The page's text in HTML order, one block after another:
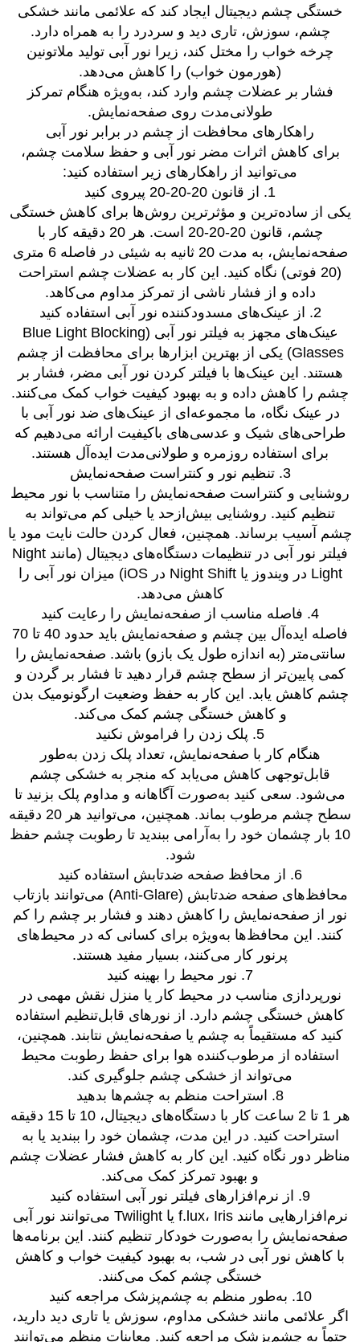
خستگی چشم دیجیتال ایجاد کند که علائمی مانند خشکی
چشم، سوزش، تاری دید و سردرد را به همراه دارد.
چرخه خواب را مختل کند، زیرا نور آبی تولید ملاتونین
(هورمون خواب) را کاهش می‌دهد.
فشار بر عضلات چشم وارد کند، به‌ویژه هنگام تمرکز
طولانی‌مدت روی صفحه‌نمایش.
راهکارهای محافظت از چشم در برابر نور آبی
برای کاهش اثرات مضر نور آبی و حفظ سلامت چشم،
می‌توانید از راهکارهای زیر استفاده کنید:
1. از قانون 20-20-20 پیروی کنید
یکی از ساده‌ترین و مؤثرترین روش‌ها برای کاهش خستگی
چشم، قانون 20-20-20 است. هر 20 دقیقه کار با
صفحه‌نمایش، به مدت 20 ثانیه به شیئی در فاصله 6 متری
(20 فوتی) نگاه کنید. این کار به عضلات چشم استراحت
داده و از فشار ناشی از تمرکز مداوم می‌کاهد.
2. از عینک‌های مسدودکننده نور آبی استفاده کنید
عینک‌های مجهز به فیلتر نور آبی (Blue Light Blocking
Glasses) یکی از بهترین ابزارها برای محافظت از چشم
هستند. این عینک‌ها با فیلتر کردن نور آبی مضر، فشار بر
چشم را کاهش داده و به بهبود کیفیت خواب کمک می‌کنند.
در عینک نگاه، ما مجموعه‌ای از عینک‌های ضد نور آبی با
طراحی‌های شیک و عدسی‌های باکیفیت ارائه می‌دهیم که
برای استفاده روزمره و طولانی‌مدت ایده‌آل هستند.
3. تنظیم نور و کنتراست صفحه‌نمایش
روشنایی و کنتراست صفحه‌نمایش را متناسب با نور محیط
تنظیم کنید. روشنایی بیش‌ازحد یا خیلی کم می‌تواند به
چشم آسیب برساند. همچنین، فعال کردن حالت نایت مود یا
فیلتر نور آبی در تنظیمات دستگاه‌های دیجیتال (مانند Night
Light در ویندوز یا Night Shift در iOS) میزان نور آبی را
کاهش می‌دهد.
4. فاصله مناسب از صفحه‌نمایش را رعایت کنید
فاصله ایده‌آل بین چشم و صفحه‌نمایش باید حدود 40 تا 70
سانتی‌متر (به اندازه طول یک بازو) باشد. صفحه‌نمایش را
کمی پایین‌تر از سطح چشم قرار دهید تا فشار بر گردن و
چشم کاهش یابد. این کار به حفظ وضعیت ارگونومیک بدن
و کاهش خستگی چشم کمک می‌کند.
5. پلک زدن را فراموش نکنید
هنگام کار با صفحه‌نمایش، تعداد پلک زدن به‌طور
قابل‌توجهی کاهش می‌یابد که منجر به خشکی چشم
می‌شود. سعی کنید به‌صورت آگاهانه و مداوم پلک بزنید تا
سطح چشم مرطوب بماند. همچنین، می‌توانید هر 20 دقیقه
10 بار چشمان خود را به‌آرامی ببندید تا رطوبت چشم حفظ
شود.
6. از محافظ صفحه ضدتابش استفاده کنید
محافظ‌های صفحه ضدتابش (Anti-Glare) می‌توانند بازتاب
نور از صفحه‌نمایش را کاهش دهند و فشار بر چشم را کم
کنند. این محافظ‌ها به‌ویژه برای کسانی که در محیط‌های
پرنور کار می‌کنند، بسیار مفید هستند.
7. نور محیط را بهینه کنید
نورپردازی مناسب در محیط کار یا منزل نقش مهمی در
کاهش خستگی چشم دارد. از نورهای قابل‌تنظیم استفاده
کنید که مستقیماً به چشم یا صفحه‌نمایش نتابند. همچنین،
استفاده از مرطوب‌کننده هوا برای حفظ رطوبت محیط
می‌تواند از خشکی چشم جلوگیری کند.
8. استراحت منظم به چشم‌ها بدهید
هر 1 تا 2 ساعت کار با دستگاه‌های دیجیتال، 10 تا 15 دقیقه
استراحت کنید. در این مدت، چشمان خود را ببندید یا به
مناظر دور نگاه کنید. این کار به کاهش فشار عضلات چشم
و بهبود تمرکز کمک می‌کند.
9. از نرم‌افزارهای فیلتر نور آبی استفاده کنید
نرم‌افزارهایی مانند f.lux، Iris یا Twilight می‌توانند نور آبی
صفحه‌نمایش را به‌صورت خودکار تنظیم کنند. این برنامه‌ها
با کاهش نور آبی در شب، به بهبود کیفیت خواب و کاهش
خستگی چشم کمک می‌کنند.
10. به‌طور منظم به چشم‌پزشک مراجعه کنید
اگر علائمی مانند خشکی مداوم، سوزش یا تاری دید دارید،
حتماً به چشم‌پزشک مراجعه کنید. معاینات منظم می‌توانند